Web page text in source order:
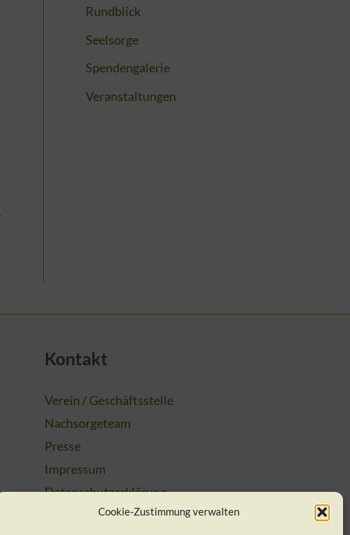
Cookie-Zustimmung verwalten
Rundblick
Seelsorge
Spendengalerie
Veranstaltungen
Kontakt
Verein / Geschäftsstelle
Nachsorgeteam
Presse
Impressum
Datenschutzerklärung
Cookie-Richtlinie (EU)